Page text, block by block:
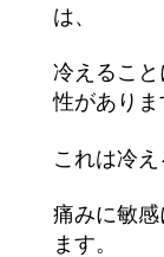
は、
冷えるこ
性がありま
これは冷え
痛みに敏
ます。